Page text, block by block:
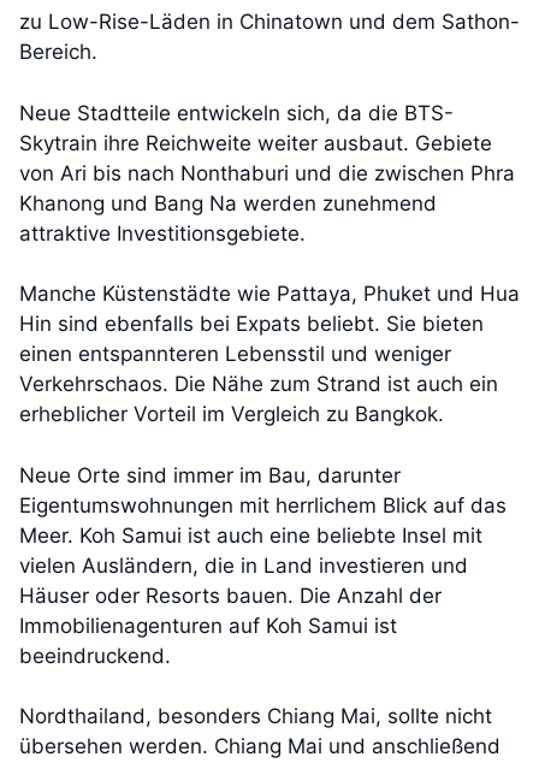
zu Low-Rise-Läden in Chinatown und dem Sathon-
Bereich.
Neue Stadtteile entwickeln sich, da die BTS-
Skytrain ihre Reichweite weiter ausbaut. Gebiete
von Ari bis nach Nonthaburi und die zwischen Phra
Khanong und Bang Na werden zunehmend
attraktive Investitionsgebiete.
Manche Küstenstädte wie Pattaya, Phuket und Hua
Hin sind ebenfalls bei Expats beliebt. Sie bieten
einen entspannteren Lebensstil und weniger
Verkehrschaos. Die Nähe zum Strand ist auch ein
erheblicher Vorteil im Vergleich zu Bangkok.
Neue Orte sind immer im Bau, darunter
Eigentumswohnungen mit herrlichem Blick auf das
Meer. Koh Samui ist auch eine beliebte Insel mit
vielen Ausländern, die in Land investieren und
Häuser oder Resorts bauen. Die Anzahl der
Immobilienagenturen auf Koh Samui ist
beeindruckend.
Nordthailand, besonders Chiang Mai, sollte nicht
übersehen werden. Chiang Mai und anschließend